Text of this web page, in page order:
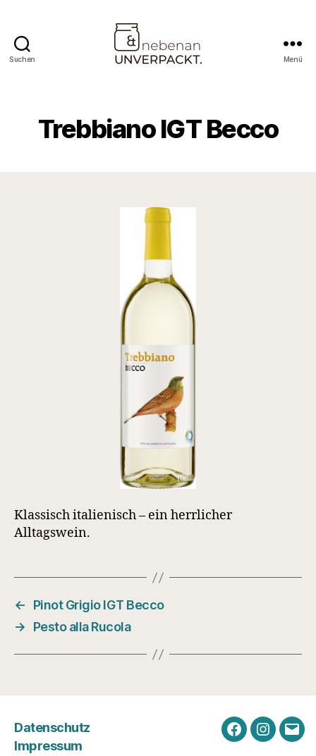
Suchen Menü
Trebbiano IGT Becco
Klassisch italienisch – ein herrlicher
Alltagswein.
←
Pinot Grigio IGT Becco
→
Pesto alla Rucola
Datenschutz
Impressum
FacebookE-